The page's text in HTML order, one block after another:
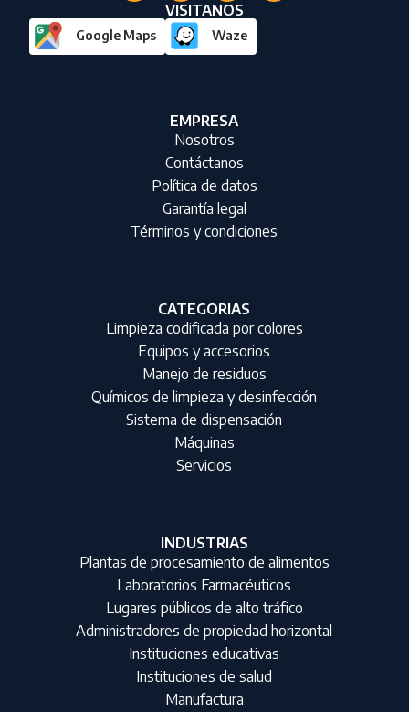
VISITANOS
Google Maps Waze
EMPRESA
Nosotros
Contáctanos
Política de datos
Garantía legal
Términos y condiciones
CATEGORIAS
Limpieza codificada por colores
Equipos y accesorios
Manejo de residuos
Químicos de limpieza y desinfección
Sistema de dispensación
Máquinas
Servicios
INDUSTRIAS
Plantas de procesamiento de alimentos
Laboratorios Farmacéuticos
Lugares públicos de alto tráfico
Administradores de propiedad horizontal
Instituciones educativas
Instituciones de salud
Manufactura